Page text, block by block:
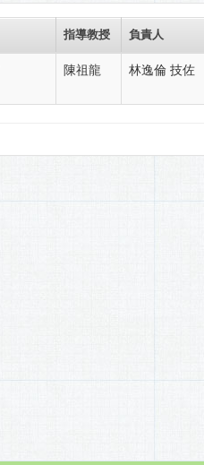
指導教授 負責人
陳祖龍 林逸倫 技佐